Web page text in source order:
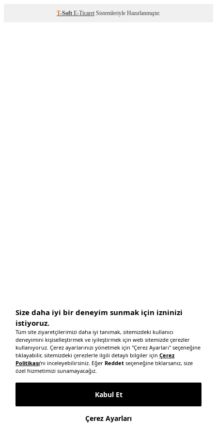
T-Soft E-Ticaret Sistemleriyle Hazırlanmıştır.